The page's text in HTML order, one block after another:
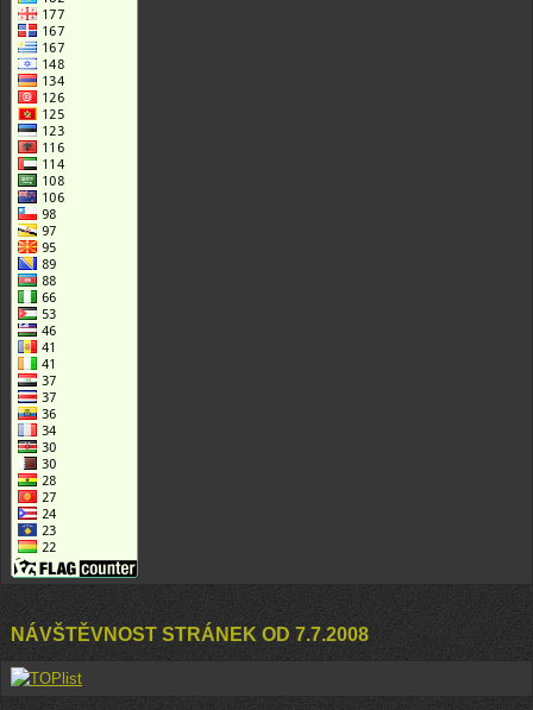
NÁVŠTĚVNOST STRÁNEK OD 7.7.2008